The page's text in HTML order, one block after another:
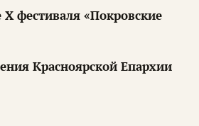
фестиваля «Покровские
Красноярской Епархии